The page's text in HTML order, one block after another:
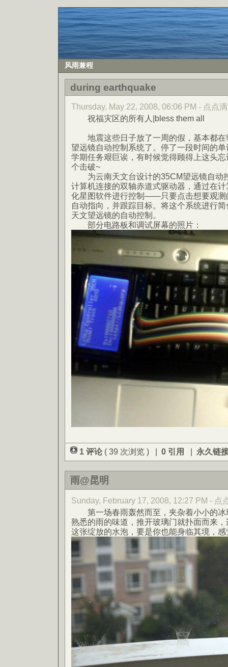
风雨兼程
during earthquake
Thursday, May 22, 2008, 06:06 PM - 点点
祝福灾区的所有人|bless them all
地震这些日子放了一周的假，基本都在
望远镜自动控制系统了。停了一段时间的
学期任务艰巨诶，有时候觉得顾得上这头
个击破~
为云南天文台设计的35CM望远镜自动
计算机连接的双轴赤道式驱动器，通过在
化星图软件进行控制——只要点击想要观测
自动指向，并跟踪目标。将这个系统进行
天文望远镜的自动控制。
部分电路板和调试屏幕的照片：
1 评论 ( 39 次浏览 ) | 0 引用 | 永久链
雨@昆明
Sunday, February 17, 2008, 12:27 PM - 点
第一场春雨轰然而至，夹杂着小小的冰
熟悉的雨的味道，推开玻璃门就扑面而来
这张绽放的水泡，要是你也能身临其境，